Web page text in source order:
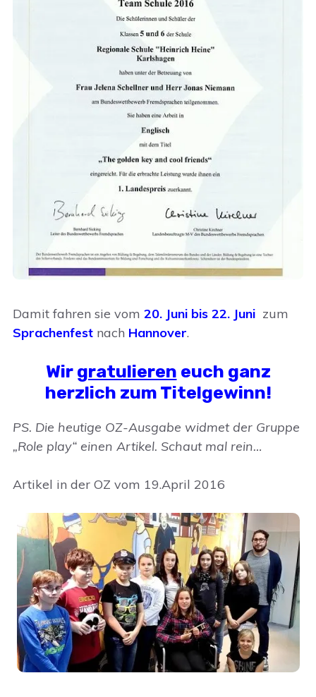
Damit fahren sie vom 20. Juni bis 22. Junizum
Sprachenfestnach Hannover.
Wir gratulieren euch ganz
herzlich zum Titelgewinn!
PS. Die heutige OZ-Ausgabe widmet der Gruppe
„Role play“ einen Artikel. Schaut mal rein…
Artikel in der OZ vom 19.April 2016